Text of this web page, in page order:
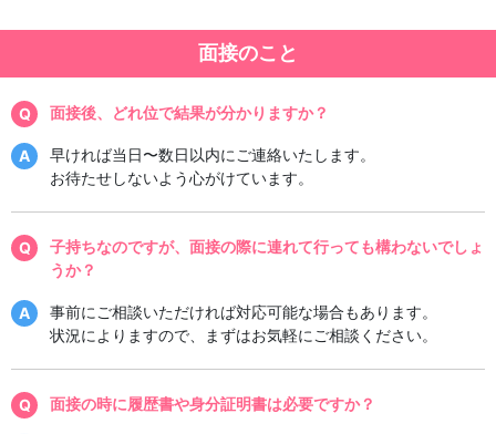
面接のこと
面接後、どれ位で結果が分かりますか？
早ければ当日〜数日以内にご連絡いたします。
お待たせしないよう心がけています。
子持ちなのですが、面接の際に連れて行っても構わないでしょ
うか？
事前にご相談いただければ対応可能な場合もあります。
状況によりますので、まずはお気軽にご相談ください。
面接の時に履歴書や身分証明書は必要ですか？